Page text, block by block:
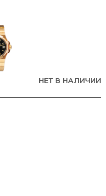
НЕТ В НАЛИЧИИ